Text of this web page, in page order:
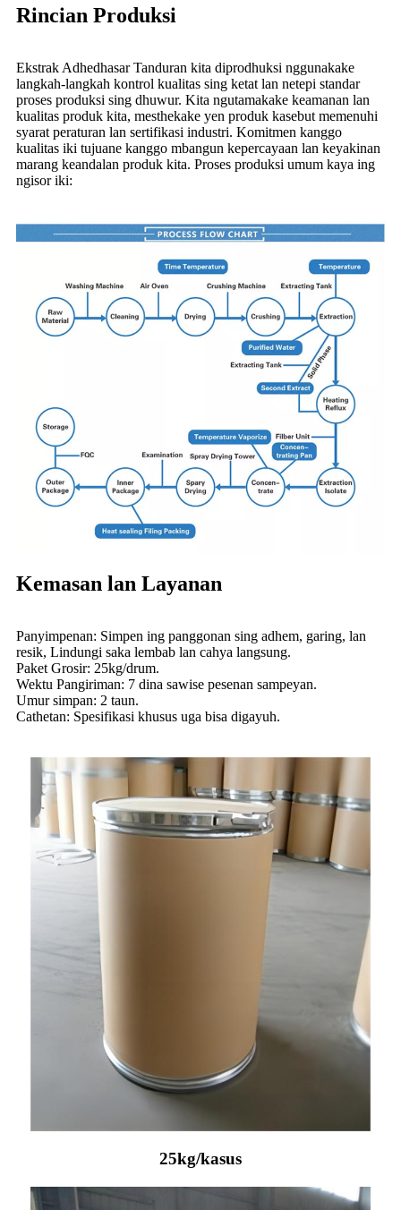
Rincian Produksi
Ekstrak Adhedhasar Tanduran kita diprodhuksi nggunakake
langkah-langkah kontrol kualitas sing ketat lan netepi standar
proses produksi sing dhuwur. Kita ngutamakake keamanan lan
kualitas produk kita, mesthekake yen produk kasebut memenuhi
syarat peraturan lan sertifikasi industri. Komitmen kanggo
kualitas iki tujuane kanggo mbangun kepercayaan lan keyakinan
marang keandalan produk kita. Proses produksi umum kaya ing
ngisor iki:
Kemasan lan Layanan
Panyimpenan: Simpen ing panggonan sing adhem, garing, lan
resik, Lindungi saka lembab lan cahya langsung.
Paket Grosir: 25kg/drum.
Wektu Pangiriman: 7 dina sawise pesenan sampeyan.
Umur simpan: 2 taun.
Cathetan: Spesifikasi khusus uga bisa digayuh.
25kg/kasus